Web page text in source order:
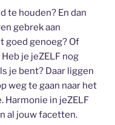
te houden? En dan
gebrek aan
goed genoeg? Of
je jeZELF nog
je bent? Daar liggen
weg te gaan naar het
Harmonie in jeZELF
al jouw facetten.